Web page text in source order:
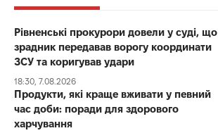
Рівненські прокурори довели у суді, що
зрадник передавав ворогу координати
ЗСУ та коригував удари
18:30, 7.08.2026
Продукти, які краще вживати у певний
час доби: поради для здорового
харчування